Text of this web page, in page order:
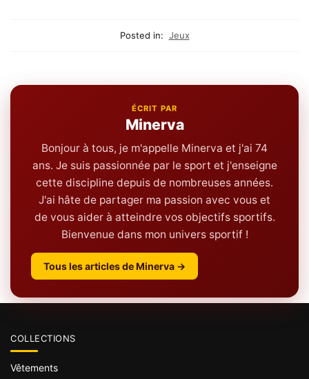
Posted in: Jeux
ÉCRIT PAR
Minerva
Bonjour à tous, je m'appelle Minerva et j'ai 74
ans. Je suis passionnée par le sport et j'enseigne
cette discipline depuis de nombreuses années.
J'ai hâte de partager ma passion avec vous et
de vous aider à atteindre vos objectifs sportifs.
Bienvenue dans mon univers sportif !
Tous les articles de Minerva →
COLLECTIONS
Vêtements